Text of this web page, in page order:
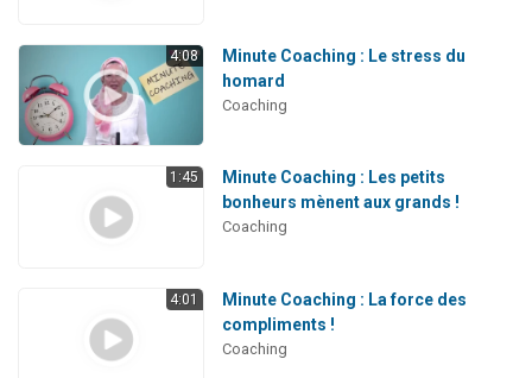
4:08
Minute Coaching : Le stress du
homard
Coaching
1:45
Minute Coaching : Les petits
bonheurs mènent aux grands !
Coaching
4:01
Minute Coaching : La force des
compliments !
Coaching